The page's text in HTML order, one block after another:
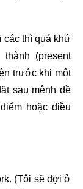
các thì quá khứ
(present
trước khi một
sau mệnh đề
hoặc điều
(Tôi sẽ đợi ở